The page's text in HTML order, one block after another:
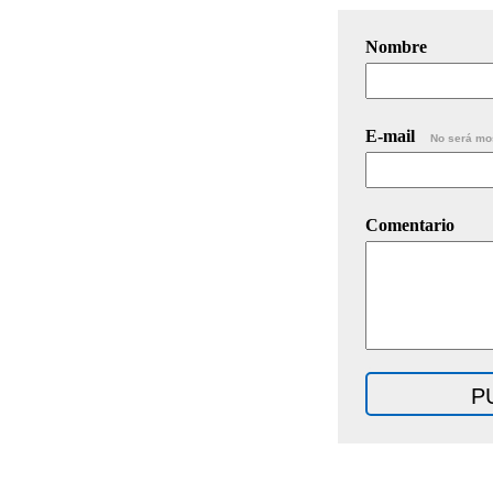
Nombre
E-mail No será
Comentario